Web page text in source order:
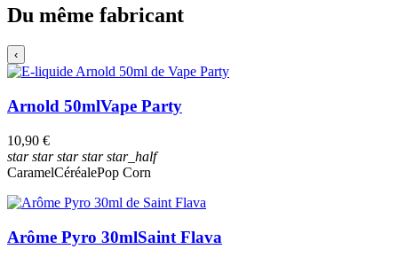
Du même fabricant
‹
Arnold 50mlVape Party
10,90 €
starstarstarstarstar_half
CaramelCéréalePop Corn
Arôme Pyro 30mlSaint Flava